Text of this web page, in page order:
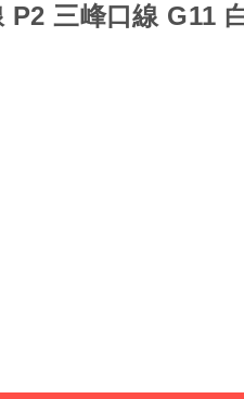
三峰口線 G11